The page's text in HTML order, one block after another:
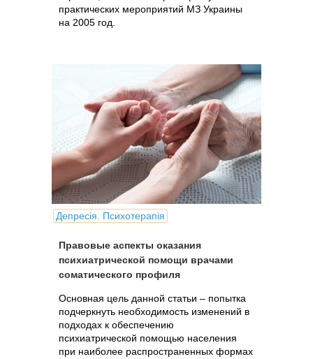
практических мероприятий МЗ Украины
на 2005 год.
Депресія. Психотерапія
Правовые аспекты оказания
психиатрической помощи врачами
соматического профиля
Основная цель данной статьи – попытка
подчеркнуть необходимость изменений в
подходах к обеспечению
психиатрической помощью населения
при наиболее распространенных формах